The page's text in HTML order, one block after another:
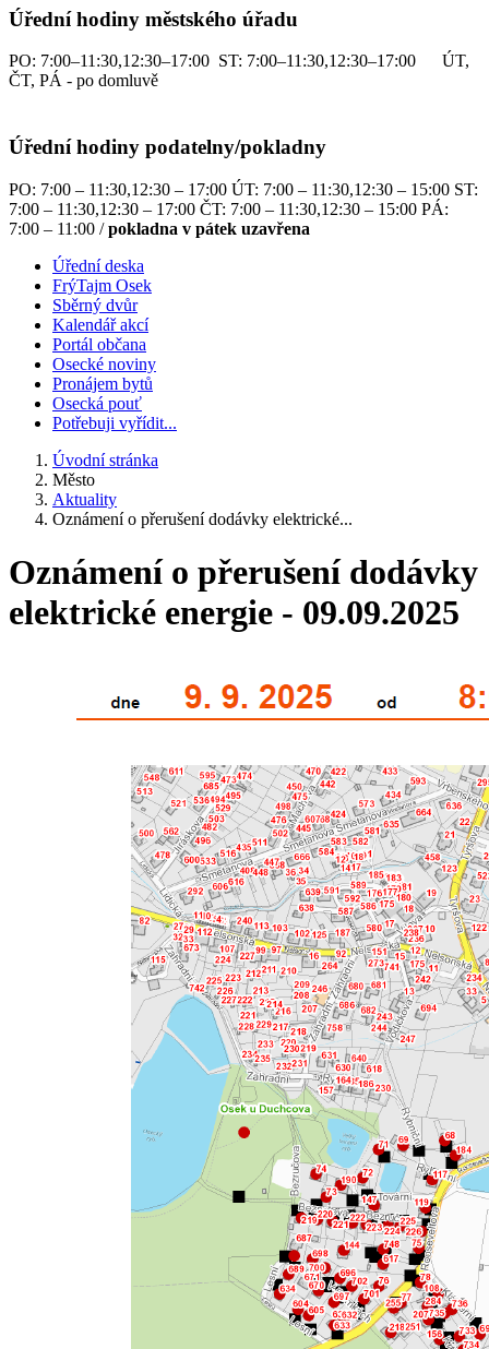
Úřední hodiny městského úřadu
PO: 7:00–11:30,12:30–17:00 ST: 7:00–11:30,12:30–17:00 ÚT,
ČT, PÁ - po domluvě
Úřední hodiny podatelny/pokladny
PO: 7:00 – 11:30,12:30 – 17:00 ÚT: 7:00 – 11:30,12:30 – 15:00 ST:
7:00 – 11:30,12:30 – 17:00 ČT: 7:00 – 11:30,12:30 – 15:00 PÁ:
7:00 – 11:00 /pokladna v pátek uzavřena
Úřední deska
FrýTajm Osek
Sběrný dvůr
Kalendář akcí
Portál občana
Osecké noviny
Pronájem bytů
Osecká pouť
Potřebuji vyřídit...
Úvodní stránka
Město
Aktuality
Oznámení o přerušení dodávky elektrické...
Oznámení o přerušení dodávky
elektrické energie - 09.09.2025